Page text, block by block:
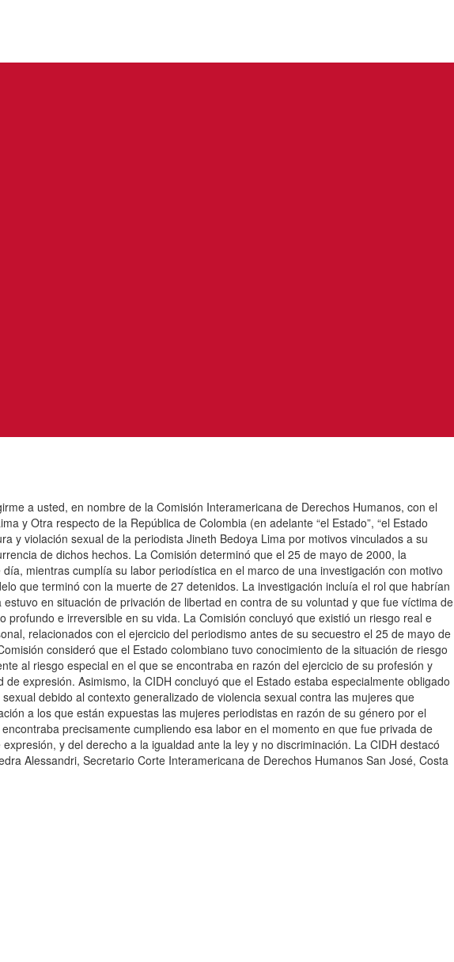
a usted, en nombre de la Comisión Interamericana de Derechos Humanos, con el
y Otra respecto de la República de Colombia (en adelante “el Estado”, “el Estado
y violación sexual de la periodista Jineth Bedoya Lima por motivos vinculados a su
de dichos hechos. La Comisión determinó que el 25 de mayo de 2000, la
mientras cumplía su labor periodística en el marco de una investigación con motivo
que terminó con la muerte de 27 detenidos. La investigación incluía el rol que habrían
en situación de privación de libertad en contra de su voluntad y que fue víctima de
e irreversible en su vida. La Comisión concluyó que existió un riesgo real e
relacionados con el ejercicio del periodismo antes de su secuestro el 25 de mayo de
consideró que el Estado colombiano tuvo conocimiento de la situación de riesgo
al riesgo especial en el que se encontraba en razón del ejercicio de su profesión y
expresión. Asimismo, la CIDH concluyó que el Estado estaba especialmente obligado
debido al contexto generalizado de violencia sexual contra las mujeres que
a los que están expuestas las mujeres periodistas en razón de su género por el
precisamente cumpliendo esa labor en el momento en que fue privada de
y del derecho a la igualdad ante la ley y no discriminación. La CIDH destacó
Alessandri, Secretario Corte Interamericana de Derechos Humanos San José, Costa